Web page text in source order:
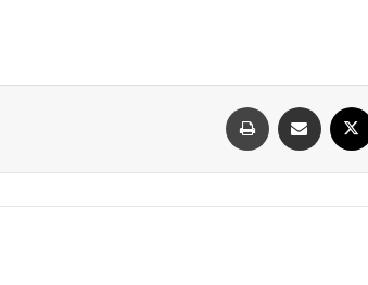
ایکس اشتراک گذاری با ایمیل